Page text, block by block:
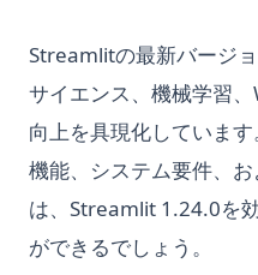
Streamlitの最新バージ
サイエンス、機械学習
向上を具現化していま
機能、システム要件、
は、Streamlit 1.24.0を
ができるでしょう。